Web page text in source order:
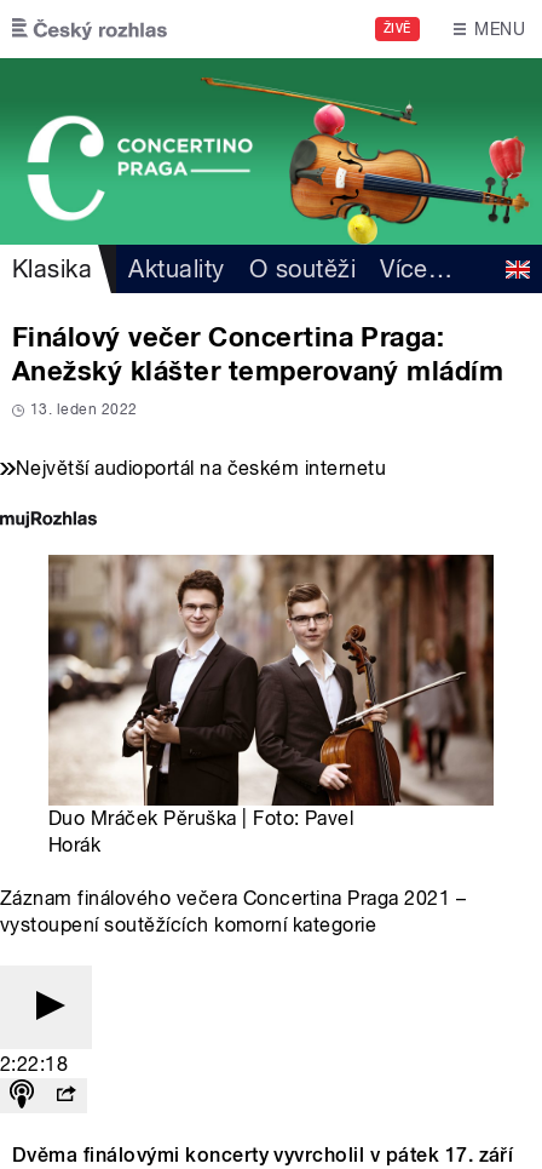
Přejít k hlavnímu obsahu
ŽIVĚ MENU
Klasika Aktuality O soutěži Více…
Finálový večer Concertina Praga:
Anežský klášter temperovaný mládím
13. leden 2022
Největší audioportál na českém internetu
Duo Mráček Pěruška | Foto: Pavel
Horák
Záznam finálového večera Concertina Praga 2021 –
vystoupení soutěžících komorní kategorie
2:22:18
Dvěma finálovými koncerty vyvrcholil v pátek 17. září